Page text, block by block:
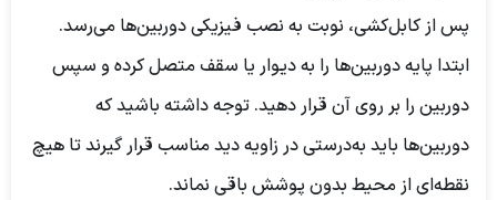
پس از کابل‌کشی، نوبت به نصب فیزیکی دوربین‌ها می‌رسد.
ابتدا پایه دوربین‌ها را به دیوار یا سقف متصل کرده و سپس
دوربین را بر روی آن قرار دهید. توجه داشته باشید که
دوربین‌ها باید به‌درستی در زاویه دید مناسب قرار گیرند تا هیچ
نقطه‌ای از محیط بدون پوشش باقی نماند.